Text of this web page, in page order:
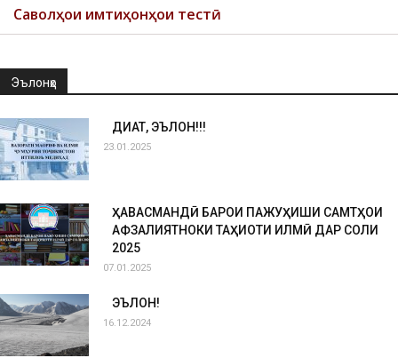
Саволҳои имтиҳонҳои тестӣ
Эълонҳо
ДИҚҚАТ, ЭЪЛОН!!!
23.01.2025
ҲАВАСМАНДӢ БАРОИ ПАЖУҲИШИ САМТҲОИ
АФЗАЛИЯТНОКИ ТАҲҚИҚОТИ ИЛМӢ ДАР СОЛИ
2025
07.01.2025
ЭЪЛОН!
16.12.2024